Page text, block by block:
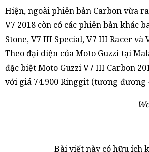
Hiện, ngoài phiên bản Carbon vừa
V7 2018 còn có các phiên bản khác
Stone, V7 III Special, V7 III Racer
Theo đại diện của Moto Guzzi tại
đặc biệt Moto Guzzi V7 III Carbon
với giá 74.900 Ringgit (tương đương
Bài viết này có hữu ích